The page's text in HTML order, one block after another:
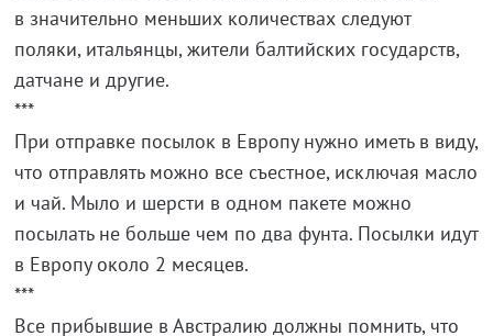
в значительно меньших количествах следуют
поляки, итальянцы, жители балтийских государств,
датчане и другие.
***
При отправке посылок в Европу нужно иметь в виду,
что отправлять можно все съестное, исключая масло
и чай. Мыло и шерсти в одном пакете можно
посылать не больше чем по два фунта. Посылки идут
в Европу около 2 месяцев.
***
Все прибывшие в Австралию должны помнить, что